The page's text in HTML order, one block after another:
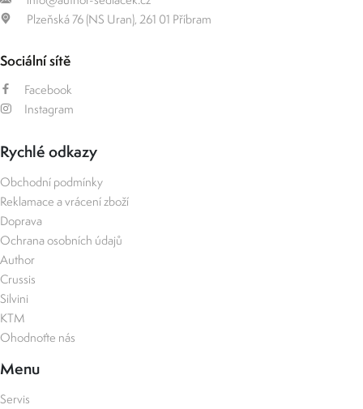
Plzeňská 76 (NS Uran), 261 01 Příbram
Sociální sítě
Facebook
Instagram
Rychlé odkazy
Obchodní podmínky
Reklamace a vrácení zboží
Doprava
Ochrana osobních údajů
Author
Crussis
Silvini
KTM
Ohodnoťte nás
Menu
Servis